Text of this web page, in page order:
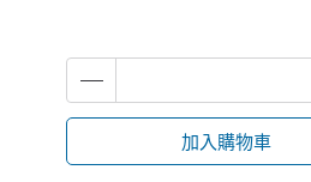
加入購物車